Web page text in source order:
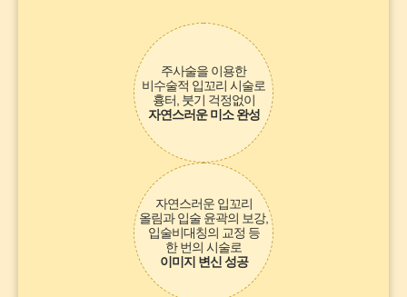
주사술을 이용한
비수술적 입꼬리 시술로
흉터, 붓기 걱정없이
자연스러운 미소 완성
자연스러운 입꼬리
올림과 입술 윤곽의 보강,
입술비대칭의 교정 등
한 번의 시술로
이미지 변신 성공